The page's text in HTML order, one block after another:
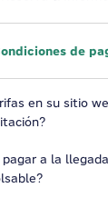
de
en su sitio
pagar a la